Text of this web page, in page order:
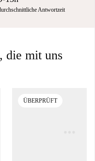
Antwortzeit
die mit uns
ÜBERPRÜFT